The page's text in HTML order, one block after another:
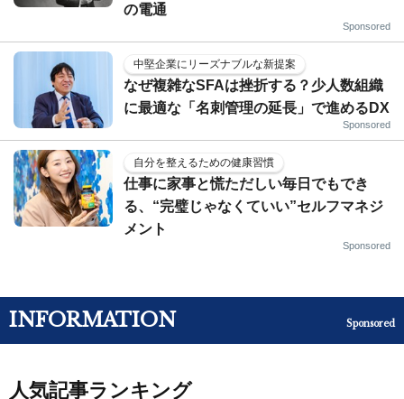
の電通
Sponsored
中堅企業にリーズナブルな新提案
なぜ複雑なSFAは挫折する？少人数組織
に最適な「名刺管理の延長」で進めるDX
Sponsored
自分を整えるための健康習慣
仕事に家事と慌ただしい毎日でもでき
る、“完璧じゃなくていい”セルフマネジ
メント
Sponsored
INFORMATION Sponsored
人気記事ランキング